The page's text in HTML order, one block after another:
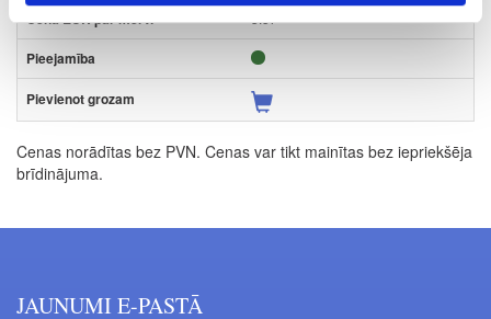
3.57
Cenas norādītas bez PVN. Cenas var tikt mainītas bez iepriekšēja
brīdinājuma.
JAUNUMI E-PASTĀ